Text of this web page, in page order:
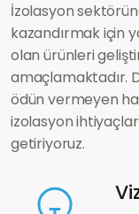
İzolasyon
kazandırmak için
olan ürünleri
amaçlamaktadır.
ödün vermeyen
izolasyon
getiriyoruz.